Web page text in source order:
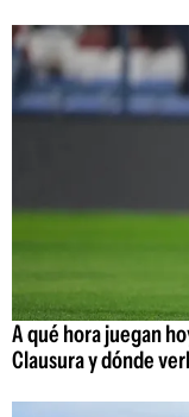
A qué hora juegan
Clausura y dónde